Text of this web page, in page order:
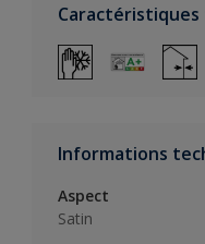
Informations
Aspect
Satin